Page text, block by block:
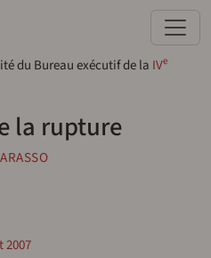
du Bureau exécutif de la IVe
la rupture
2007